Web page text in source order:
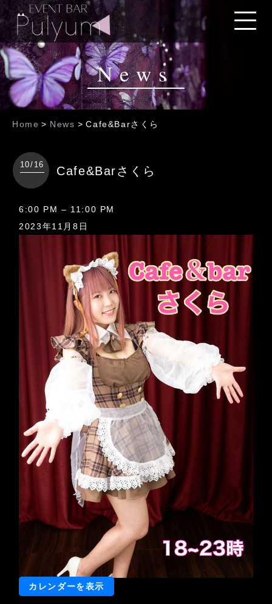
News
Home > News > Cafe&Barさくら
10/16 Cafe&Barさくら
Cafe&Bar
さ
6:00 PM – 11:00 PM
2023年11月8日
カレンダーを表示